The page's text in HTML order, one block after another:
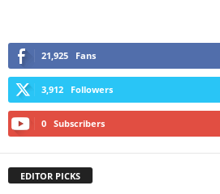
21,925 Fans
3,912 Followers
0 Subscribers
EDITOR PICKS